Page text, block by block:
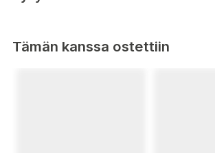
Tämän kanssa ostettiin